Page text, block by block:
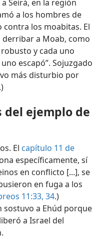
Seirá, en la región
a los hombres de
los moabitas. El
derribar a Moab, como
y cada uno
escapó”. Sojuzgado
más disturbio por
.)
del ejemplo de
El capítulo 11 de
específicamente, sí
en conflicto [...], se
en fuga a los
11:33, 34.)
sostuvo a Ehúd porque
a Israel del